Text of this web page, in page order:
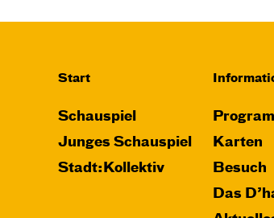
Start
Schauspiel
Junges Schauspiel
Stadt:Kollektiv
Karten
Besuch
Das